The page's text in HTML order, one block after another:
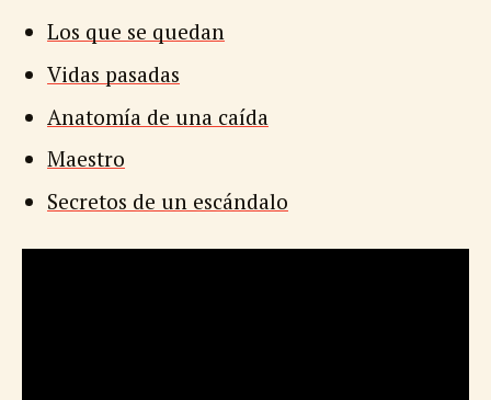
Los que se quedan
Vidas pasadas
Anatomía de una caída
Maestro
Secretos de un escándalo